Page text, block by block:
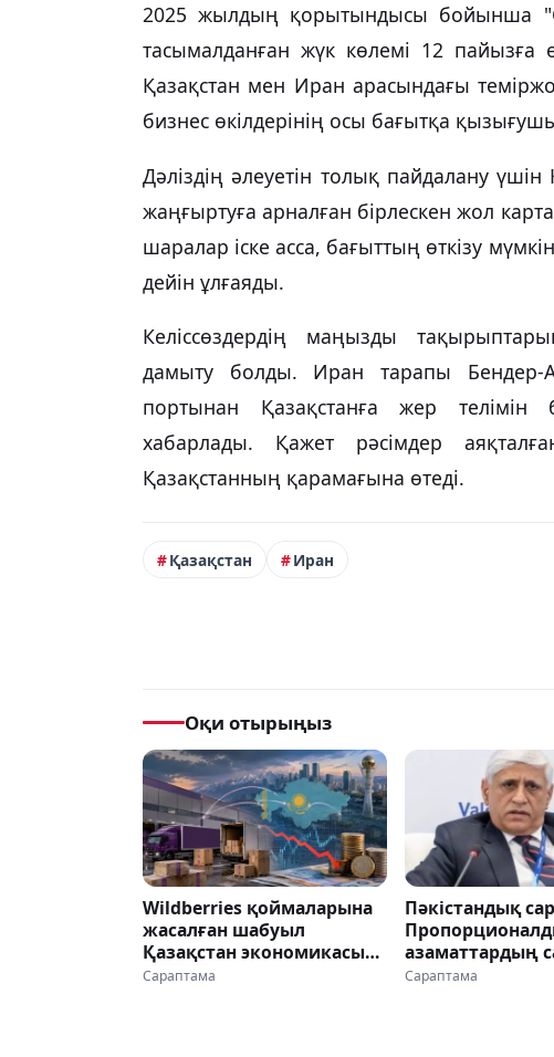
2025 жылдың қорытындысы бойынша
тасымалданған жүк көлемі 12 пайызға
Қазақстан мен Иран арасындағы
бизнес өкілдерінің осы бағытқа
Дәліздің әлеуетін толық пайдалану
жаңғыртуға арналған бірлескен жол
шаралар іске асса, бағыттың өткізу
дейін ұлғаяды.
Келіссөздердің маңызды
дамыту болды. Иран тарапы Бендер-
портынан Қазақстанға жер телімін
хабарлады. Қажет рәсімдер
Қазақстанның қарамағына өтеді.
Қазақстан Иран
Оқи отырыңыз
Wildberries қоймаларына
жасалған шабуыл
Қазақстан экономикасына
да әсер етуі мүмкін -
Сараптама
Пәкістандық
азаматтардың
таңдауын толық
Сараптама